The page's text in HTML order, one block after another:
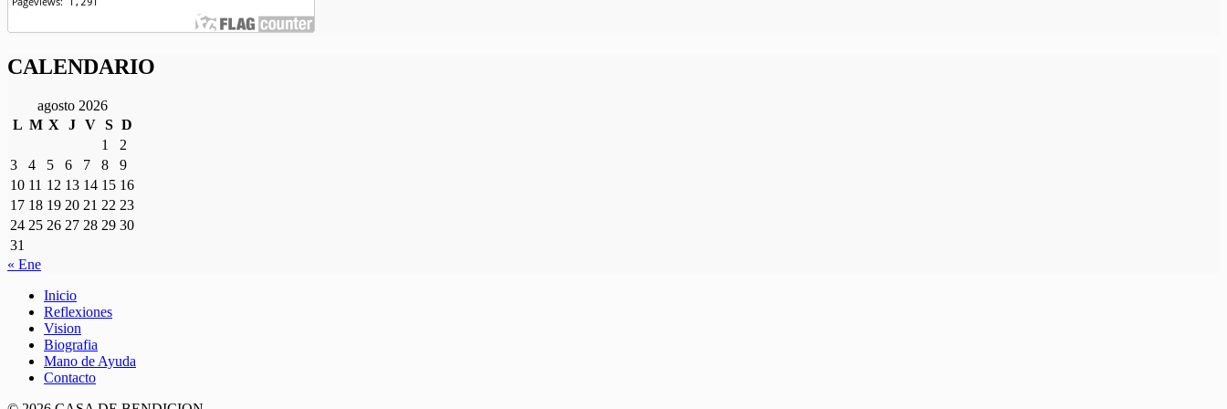
CALENDARIO
agosto 2026
L M X J V S D
1
2
3
4 5 6 7 8
9
10 11 12 13 14 15 16
17 18 19 20 21 22 23
24 25 26 27 28 29 30
31
« Ene
Inicio
Reflexiones
Vision
Biografia
Mano de Ayuda
Contacto